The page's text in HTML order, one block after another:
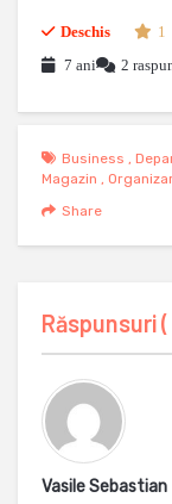
Deschis 1
7 ani
2
Business ,
Magazin ,
Share
Răspunsuri (
Vasile Sebastian